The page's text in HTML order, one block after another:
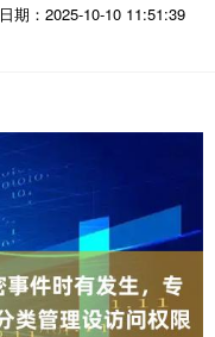
日期：2025-10-10 11:51:39